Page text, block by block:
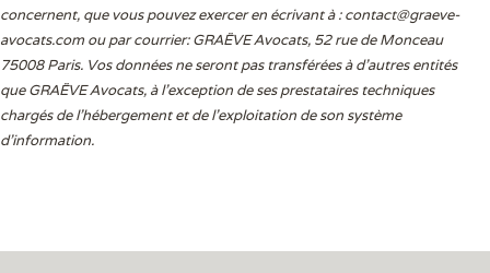
concernent, que vous pouvez exercer en écrivant à :contact@graeve-
avocats.com ou par courrier: GRAËVE Avocats, 52 rue de Monceau
75008 Paris. Vos données ne seront pas transférées à d’autres entités
que GRAËVE Avocats, à l’exception de ses prestataires techniques
chargés de l’hébergement et de l’exploitation de son système
d’information.